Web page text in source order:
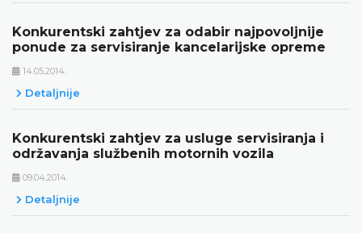
Konkurentski zahtjev za odabir najpovoljnije
ponude za servisiranje kancelarijske opreme
14.05.2014.
Detaljnije
Konkurentski zahtjev za usluge servisiranja i
održavanja službenih motornih vozila
09.04.2014.
Detaljnije